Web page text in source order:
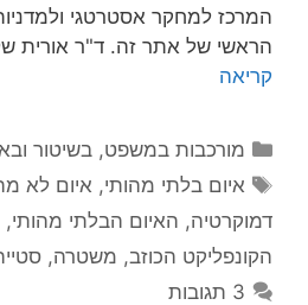
המרכז למחקר אסטרטגי ולמדניות
הראשי של אתר זה. ד"ר אורית שלו
קריאה
קטגוריות
מורכבות במשפט, בשיטור
תגיות
איום בלתי מהותי,איום לא מהותי
דמוקרטיה,האיום הבלתי מהותי,
הקונפליקט הכוזב,משטרה,סטייה
3 תגובות